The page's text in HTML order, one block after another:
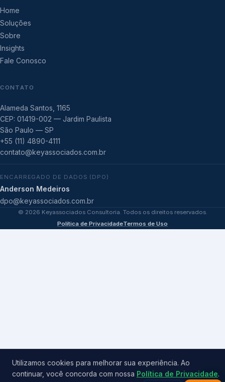
Home
Soluções
Sobre
Insights
Fale Conosco
CONTATO
Alameda Santos, 1165
CEP: 01419-002 — Jardim Paulista
São Paulo — SP
+55 (11) 4890-4111
contato@keyassociados.com.br
ENCARREGADO DE DADOS (DPO)
Anderson Medeiros
dpo@keyassociados.com.br
© 2026 Keyassociados Consultoria. Todos os direitos reservados.
Política de PrivacidadeTermos de Uso
Utilizamos cookies para melhorar sua experiência. Ao
continuar, você concorda com nossa Política de Privacidade.